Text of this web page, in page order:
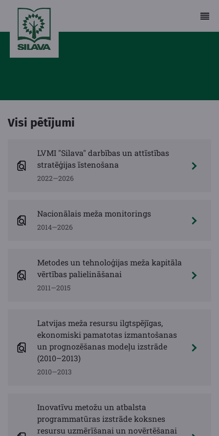
Visi pētījumi
LVMI "Silava" darbības un attīstības
stratēģijas īstenošana
2022—2026
Nacionālais meža monitorings
2014—2026
Metodes un tehnoloģijas meža kapitāla
vērtības palielināšanai
2011—2015
Latvijas meža resursu ilgtspējīgas,
ekonomiski pamatotas izmantošanas
un prognozēšanas modeļu izstrāde
(2010–2013)
2010—2013
Inovatīvu metožu un atbalsta
programmatūras izstrāde koksnes
resursu uzmērīšanai un novērtēšanai